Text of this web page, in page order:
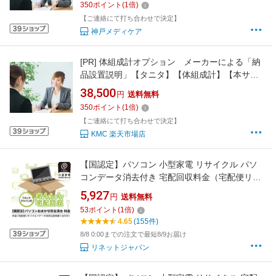
350ポイント (1倍)
【ご連絡にて打ち合わせで決定】
神戸メディケア
[PR] 体組成計オプション メーカーによる「納
品設置説明」【タニタ】【体組成計】【本サー
ビスのみでご依頼は出来ません】
38,500 円 送料無料
350ポイント (1倍)
【ご連絡にて打ち合わせで決定】
KMC 楽天市場店
【国認定】パソコン 小型家電 リサイクル パソ
コンデータ消去付き 宅配回収料金（宅配便リサ
イクル＋データ消去＆証明書1台付き) / スピー
カー USBメモリ 電子レンジ等 付属品 不用品 1
箱にまとめて処分
5,927 円 送料無料
53ポイント (1倍)
4.65(155件)
8/8 0:00までの注文で最短8/9お届け
リネットジャパン